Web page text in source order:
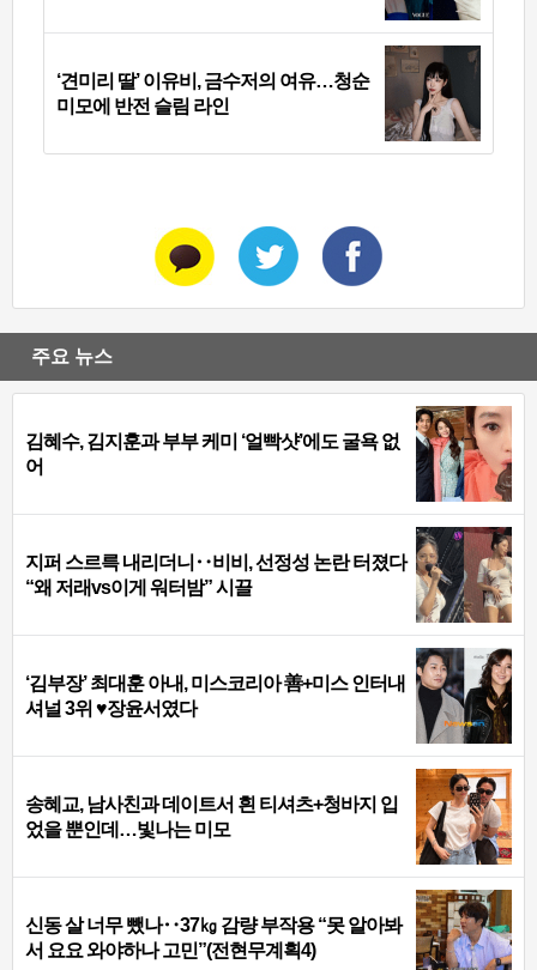
‘견미리 딸’ 이유비, 금수저의 여유…청순
미모에 반전 슬림 라인
주요 뉴스
김혜수, 김지훈과 부부 케미 ‘얼빡샷’에도 굴욕 없
어
지퍼 스르륵 내리더니‥비비, 선정성 논란 터졌다
“왜 저래vs이게 워터밤” 시끌
‘김부장’ 최대훈 아내, 미스코리아 善+미스 인터내
셔널 3위 ♥장윤서였다
송혜교, 남사친과 데이트서 흰 티셔츠+청바지 입
었을 뿐인데…빛나는 미모
신동 살 너무 뺐나‥37㎏ 감량 부작용 “못 알아봐
서 요요 와야하나 고민”(전현무계획4)